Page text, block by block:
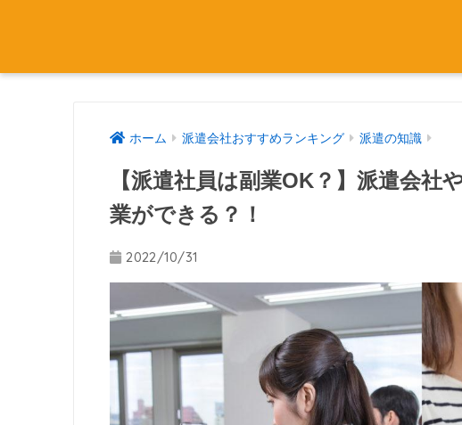
ホーム 派遣会社おすすめランキング 派遣の知識
【派遣社員は副業OK？】派遣会社
業ができる？！
2022/10/31